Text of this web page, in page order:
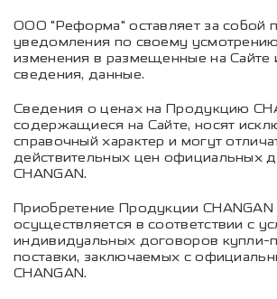
ООО "Реформа" оставляет за собой
уведомления по своему
изменения в размещенные на
сведения, данные.
Сведения о ценах на Продукцию
содержащиеся на Сайте, носят
справочный характер и могут
действительных цен официальных
CHANGAN.
Приобретение Продукции CHANGAN
осуществляется в соответствии с
индивидуальных договоров купли-
поставки, заключаемых с
CHANGAN.